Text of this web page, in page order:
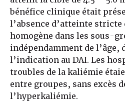
bénéfice clinique était
l’absence d’atteinte stricte
homogène dans les sous-
indépendamment de l’âge,
l’indication au DAI. Les
troubles de la kaliémie
entre groupes, sans excès
l’hyperkaliémie.